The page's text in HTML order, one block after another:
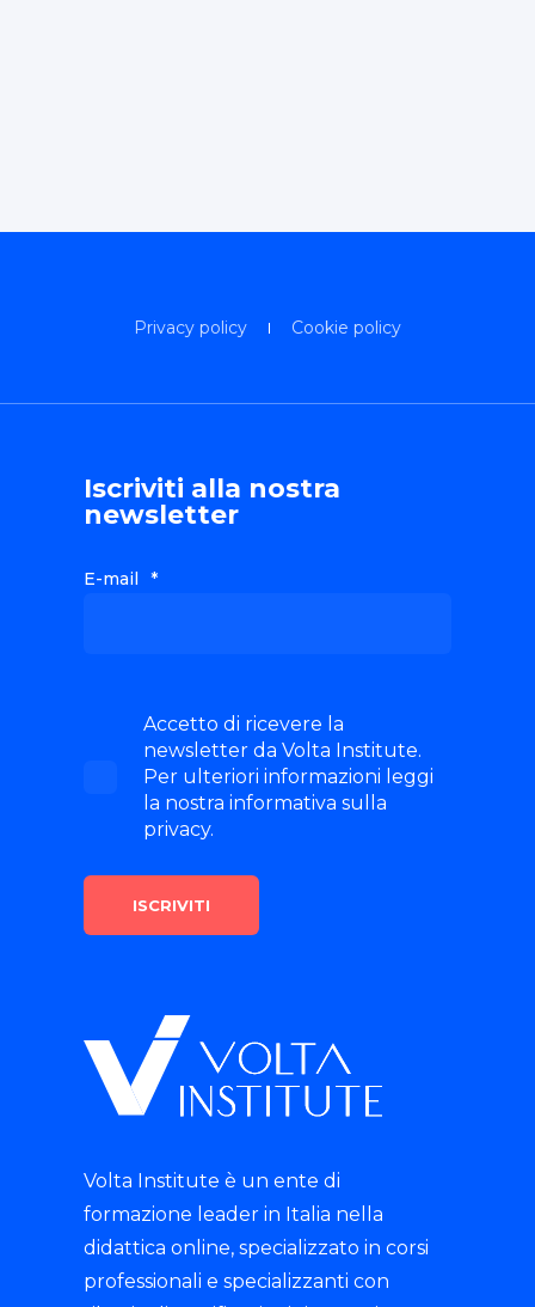
Privacy policy Cookie policy
Iscriviti alla nostra
newsletter
E-mail *
Accetto di ricevere la
newsletter da Volta Institute.
Per ulteriori informazioni leggi
la nostra informativa sulla
privacy.
Volta Institute è un ente di
formazione leader in Italia nella
didattica online, specializzato in corsi
professionali e specializzanti con